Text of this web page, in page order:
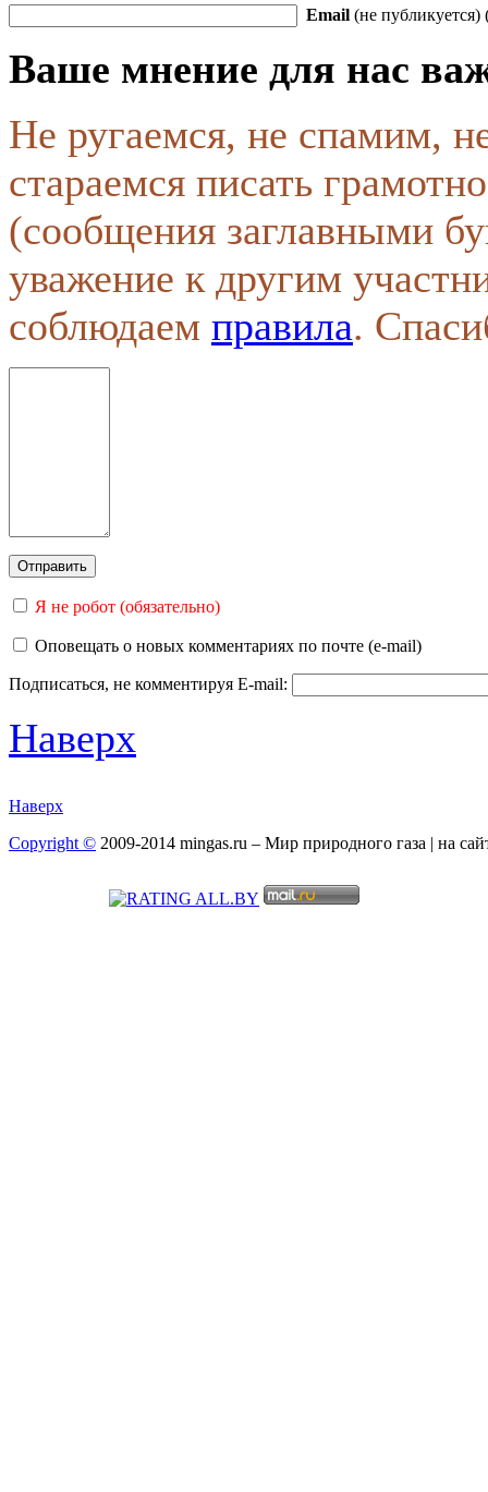
Email (не публикуется)
Ваше мнение для нас
Не ругаемся, не спамим,
стараемся писать
(сообщения заглавными
уважение к другим
соблюдаем правила.
Я не робот (обязательно)
Оповещать о новых комментариях по почте (e-mail)
Подписаться, не комментируя E-mail:
Наверх
Наверх
Copyright © 2009-2014 mingas.ru – Мир природного газа | на